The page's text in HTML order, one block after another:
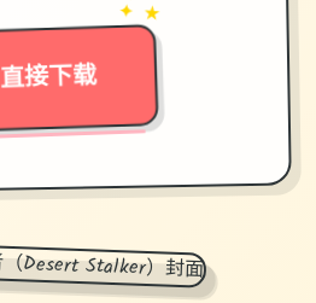
直接下载
→
✦ ★